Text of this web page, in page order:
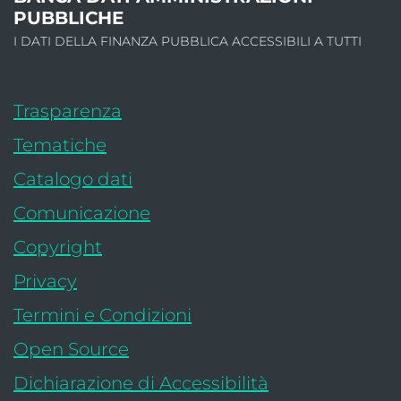
PUBBLICHE
I DATI DELLA FINANZA PUBBLICA ACCESSIBILI A TUTTI
Trasparenza
Tematiche
Catalogo dati
Comunicazione
Copyright
Privacy
Termini e Condizioni
Open Source
Dichiarazione di Accessibilità